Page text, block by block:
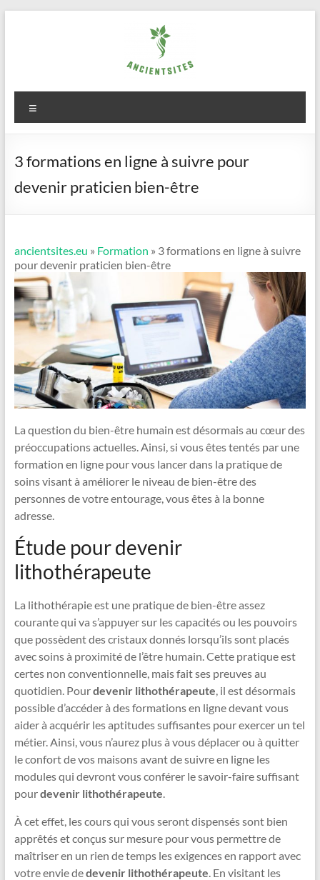
ancientsites.eu
3 formations en ligne à suivre pour
devenir praticien bien-être
ancientsites.eu » Formation » 3 formations en ligne à suivre
pour devenir praticien bien-être
La question du bien-être humain est désormais au cœur des
préoccupations actuelles. Ainsi, si vous êtes tentés par une
formation en ligne pour vous lancer dans la pratique de
soins visant à améliorer le niveau de bien-être des
personnes de votre entourage, vous êtes à la bonne
adresse.
Étude pour devenir
lithothérapeute
La lithothérapie est une pratique de bien-être assez
courante qui va s’appuyer sur les capacités ou les pouvoirs
que possèdent des cristaux donnés lorsqu’ils sont placés
avec soins à proximité de l’être humain. Cette pratique est
certes non conventionnelle, mais fait ses preuves au
quotidien. Pourdevenir lithothérapeute, il est désormais
possible d’accéder à des formations en ligne devant vous
aider à acquérir les aptitudes suffisantes pour exercer un tel
métier. Ainsi, vous n’aurez plus à vous déplacer ou à quitter
le confort de vos maisons avant de suivre en ligne les
modules qui devront vous conférer le savoir-faire suffisant
pourdevenir lithothérapeute.
À cet effet, les cours qui vous seront dispensés sont bien
apprêtés et conçus sur mesure pour vous permettre de
maîtriser en un rien de temps les exigences en rapport avec
votre envie dedevenir lithothérapeute. En visitant les